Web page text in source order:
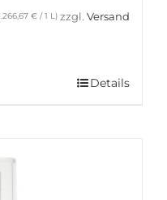
€ / 1 L) zzgl. Versand
Details